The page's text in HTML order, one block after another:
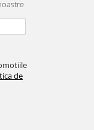
de